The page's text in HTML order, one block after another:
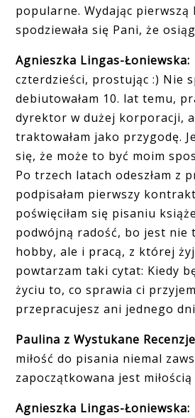
popularne. Wydając pierwszą
spodziewała się Pani,że
Agnieszka Lingas-Łoniewska:
czterdzieści, prostując :) Nie
debiutowałam 10. lat temu,
dyrektor w dużej korporacji,
traktowałam jako przygodę.
się, że może to być moim
Po trzech latach odeszłam z
podpisałam pierwszy
poświęciłam się pisaniu
podwójną radość, bo jest nie
hobby, ale i pracą, z której
powtarzam taki cytat: Kiedy
życiu to, co sprawia ci
przepracujesz ani jednego
Paulina z Wystukane
miłość do pisania niemal
zapoczątkowana jest
Agnieszka Lingas-Łoniewska: